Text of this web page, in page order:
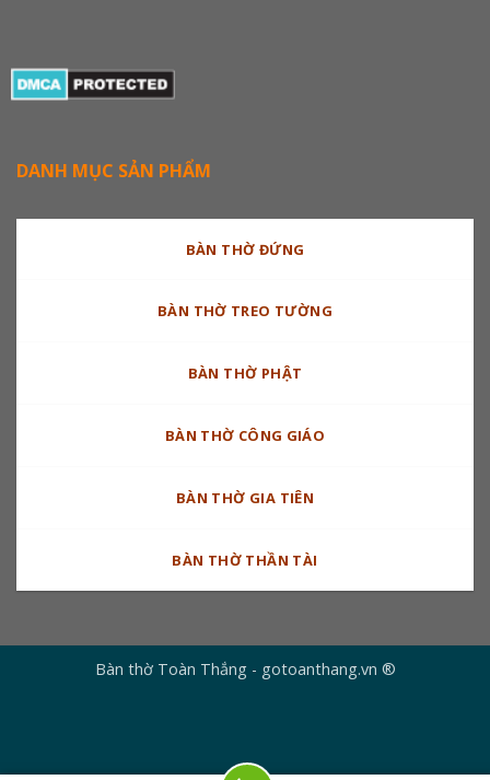
DANH MỤC SẢN PHẨM
BÀN THỜ ĐỨNG
BÀN THỜ TREO TƯỜNG
BÀN THỜ PHẬT
BÀN THỜ CÔNG GIÁO
BÀN THỜ GIA TIÊN
BÀN THỜ THẦN TÀI
Bàn thờ Toàn Thắng - gotoanthang.vn ®